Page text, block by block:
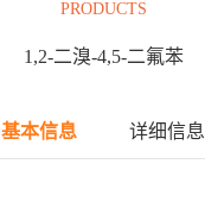
PRODUCTS
1,2-二溴-4,5-二氟苯
基本信息 详细信息